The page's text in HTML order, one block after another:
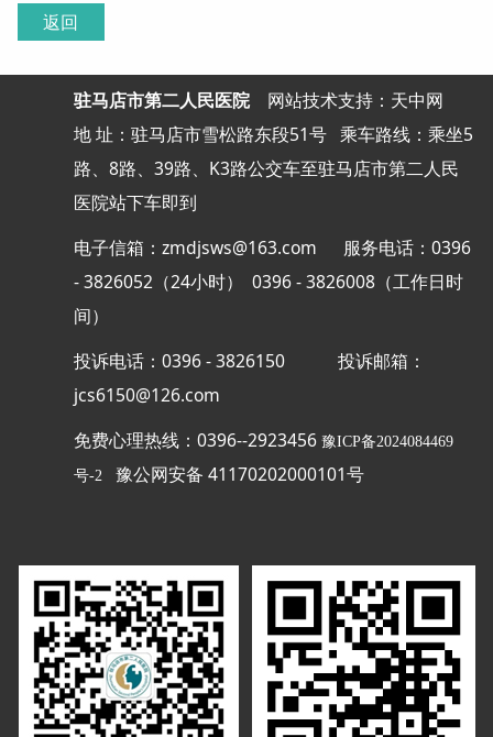
返回
驻马店市第二人民医院 网站技术支持：天中网
地 址：驻马店市雪松路东段51号 乘车路线：乘坐5
路、8路、39路、K3路公交车至驻马店市第二人民
医院站下车即到
电子信箱：zmdjsws@163.com 服务电话：0396
- 3826052（24小时） 0396 - 3826008（工作日时
间）
投诉电话：0396 - 3826150投诉邮箱：
jcs6150@126.com
免费心理热线：0396--2923456 豫ICP备2024084469
号-2 豫公网安备 41170202000101号